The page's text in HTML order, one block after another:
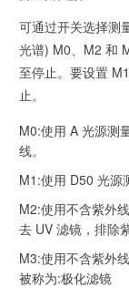
可通过开关选择测
光谱) M0、M2 和
至停止。要设置
止。
M0:使用 A 光源测
线。
M1:使用 D50 光源
M2:使用不含紫外
去 UV 滤镜，排除
M3:使用不含紫外
被称为:极化滤镜